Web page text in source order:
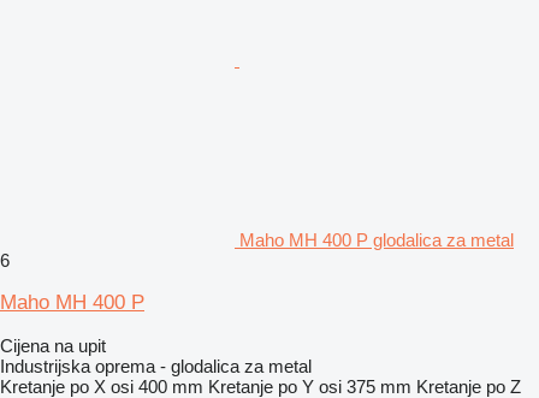
Maho MH 400 P glodalica za metal
6
Maho MH 400 P
Cijena na upit
Industrijska oprema - glodalica za metal
Kretanje po X osi 400 mm Kretanje po Y osi 375 mm Kretanje po Z